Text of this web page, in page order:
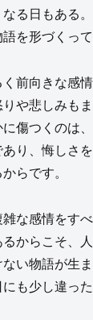
る日もある
を形づくって
前向きな感
や悲しみも
傷つくのは
り、悔しさ
らです。
な感情をす
からこそ、
い物語が生
も少し違っ